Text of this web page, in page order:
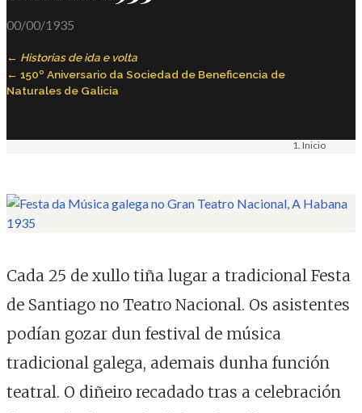
00/00/1935
Historias de ida e volta
150º Aniversario da Sociedad de Beneficencia de
Naturales de Galicia
Inicio
Cada 25 de xullo tiña lugar a tradicional Festa
de Santiago no Teatro Nacional. Os asistentes
podían gozar dun festival de música
tradicional galega, ademais dunha función
teatral. O diñeiro recadado tras a celebración